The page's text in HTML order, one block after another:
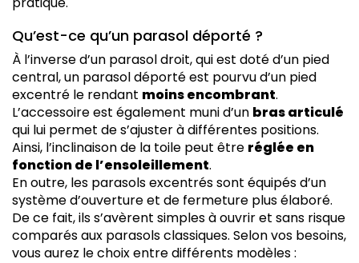
Qu’est-ce qu’un parasol déporté ?
À l’inverse d’un parasol droit, qui est doté d’un pied
central, un parasol déporté est pourvu d’un pied
excentré le rendant moins encombrant.
L’accessoire est également muni d’un bras articulé
qui lui permet de s’ajuster à différentes positions.
Ainsi, l’inclinaison de la toile peut être réglée en
fonction de l’ensoleillement.
En outre, les parasols excentrés sont équipés d’un
système d’ouverture et de fermeture plus élaboré.
De ce fait, ils s’avèrent simples à ouvrir et sans risque
comparés aux parasols classiques. Selon vos besoins,
vous aurez le choix entre différents modèles :